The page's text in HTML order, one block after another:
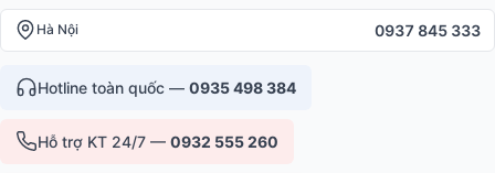
Hà Nội 0937 845 333
Hotline toàn quốc — 0935 498 384
Hỗ trợ KT 24/7 — 0932 555 260